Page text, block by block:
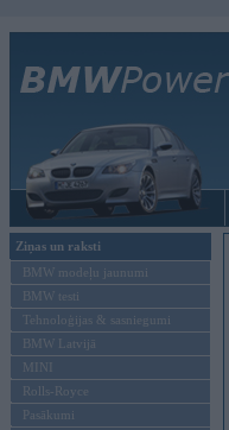
Ziņas un raksti
BMW modeļu jaunumi
BMW testi
Tehnoloģijas & sasniegumi
BMW Latvijā
MINI
Rolls-Royce
Pasākumi